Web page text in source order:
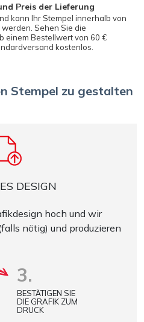
Preis der Lieferung
kann Ihr Stempel innerhalb von
Sehen Sie die
einem Bestellwert von 60 €
kostenlos.
Stempel zu gestalten
DESIGN
hoch und wir
nötig) und produzieren
3.
BESTÄTIGEN SIE
DIE GRAFIK ZUM
DRUCK